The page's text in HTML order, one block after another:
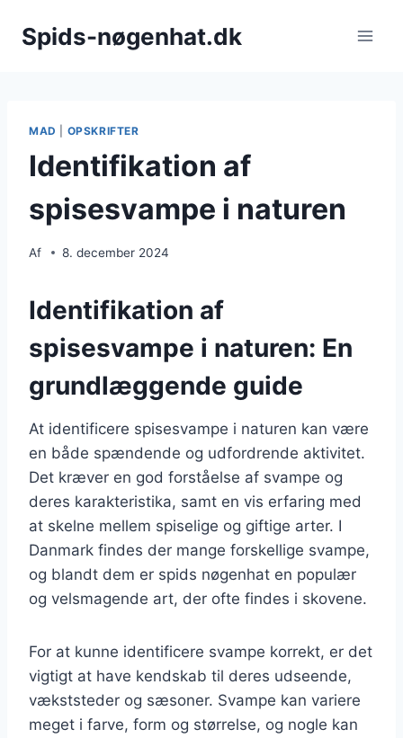
Spids-nøgenhat.dk
MAD OPSKRIFTER
Identifikation af
spisesvampe i naturen
Af 8. december 2024
Identifikation af
spisesvampe i naturen: En
grundlæggende guide
At identificere spisesvampe i naturen kan være
en både spændende og udfordrende aktivitet.
Det kræver en god forståelse af svampe og
deres karakteristika, samt en vis erfaring med
at skelne mellem spiselige og giftige arter. I
Danmark findes der mange forskellige svampe,
og blandt dem er spids nøgenhat en populær
og velsmagende art, der ofte findes i skovene.
For at kunne identificere svampe korrekt, er det
vigtigt at have kendskab til deres udseende,
vækststeder og sæsoner. Svampe kan variere
meget i farve, form og størrelse, og nogle kan